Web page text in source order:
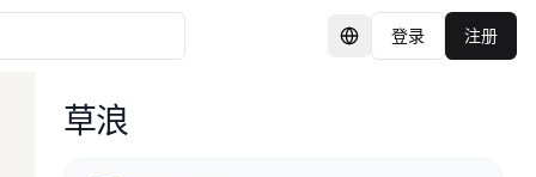
切换语言
登录 注册
草浪